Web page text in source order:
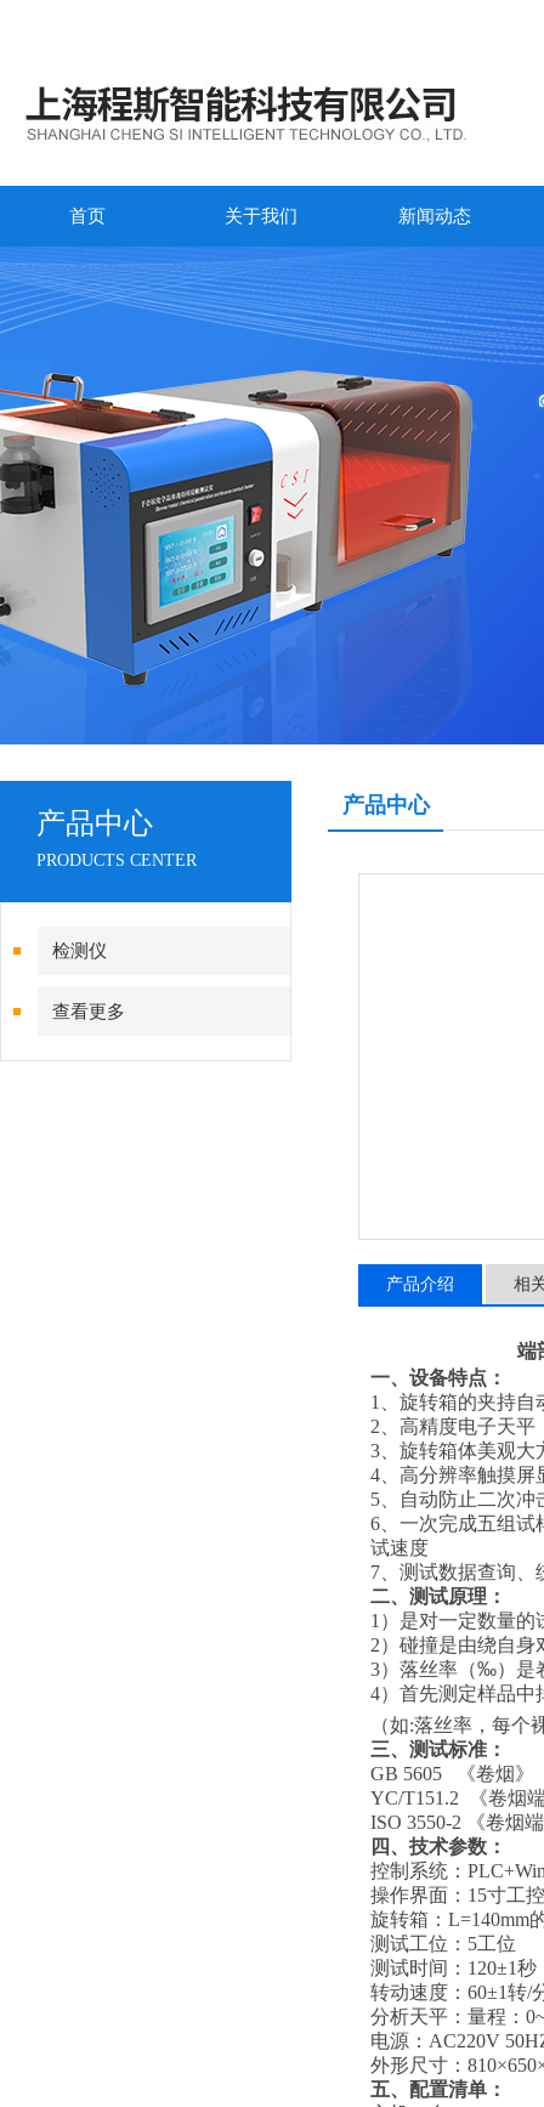
首页 关于我们 新闻动态
产品中心
PRODUCTS CENTER
检测仪
查看更多
产品中心
产品介绍 相
端
一、设备特点 ：
1、 旋转箱的夹持自
2、 高精度电子天平
3、 旋转箱体美观大
4、 高分辨率触摸屏
5、
自动防止二次冲
6、 一次完成五组试
试速度
7、 测试数据查询、
二、测试原理：
1）是对一定数量
2）碰撞是由绕自
3）落丝率（‰）是
4）首先测定样品中
（如:落丝率，每
三、测试标准 ：
GB 5605 《卷烟》
YC/T151.2 《卷烟
ISO 3550-2 《卷烟
四、技术参数 ：
控制系统：
操作界面：15寸工
旋转箱：L=140mm
测试工位：5工位
测试时间：120±1秒
转动速度：60±1转/
分析天平：量程：
电源：AC220V
外形尺寸：
五、 配置清单：